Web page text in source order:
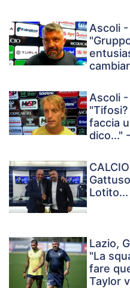
Ascoli
Ascoli -
faccia
dico..."
Lotito...
Lazio,
"La
fare
Taylor